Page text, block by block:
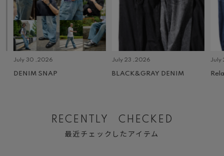
July 30 ,2026
DENIM SNAP
July 23 ,2026
BLACK&GRAY DENIM
July 2
Relax
RECENTLY CHECKED
最近チェックしたアイテム